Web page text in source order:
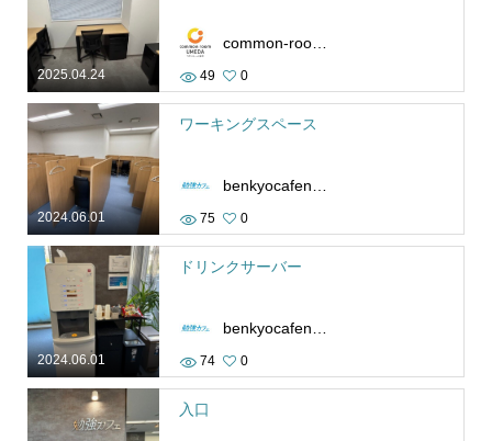
2025.04.24
common-room-umeda
49 0
2024.06.01
ワーキングスペース
75 0
2024.06.01
ドリンクサーバー
74 0
入口